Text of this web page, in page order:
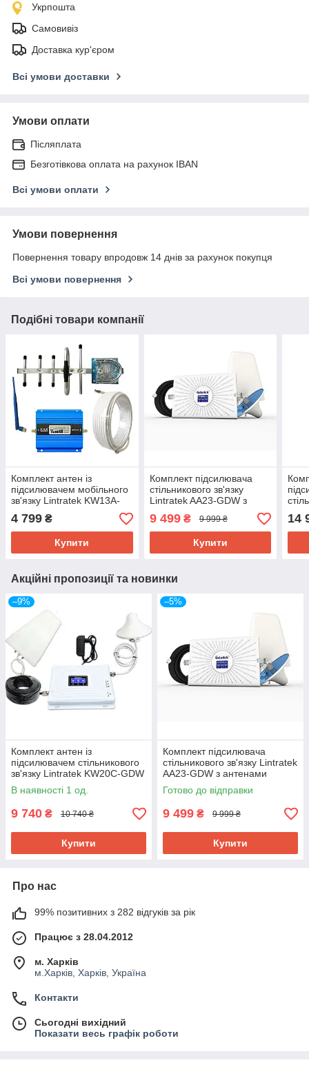
Укрпошта
Самовивіз
Доставка кур'єром
Всі умови доставки
Умови оплати
Післяплата
Безготівкова оплата на рахунок IBAN
Всі умови оплати
Умови повернення
Повернення товару впродовж 14 днів за рахунок покупця
Всі умови повернення
Подібні товари компанії
Комплект антен із
підсилювачем мобільного
зв'язку Lintratek KW13A-
GSM 890-960 МГц
4 799 ₴
Купити
Комплект підсилювача
стільникового зв'язку
Lintratek AA23-GDW з
антенами
9 499₴ 9 999 ₴
Купити
14
Акційні пропозиції та новинки
–9%
Комплект антен із
підсилювачем стільникового
зв'язку Lintratek KW20C-GDW
В наявності 1 од.
9 740 ₴ 10 740 ₴
Купити
–5%
Комплект підсилювача
стільникового зв'язку Lintratek
AA23-GDW з антенами
Готово до відправки
9 499 ₴ 9 999 ₴
Купити
Про нас
99% позитивних з 282 відгуків за рік
Працює з 28.04.2012
м. Харків
м.Харків, Харків, Україна
Контакти
Сьогодні вихідний
Показати весь графік роботи